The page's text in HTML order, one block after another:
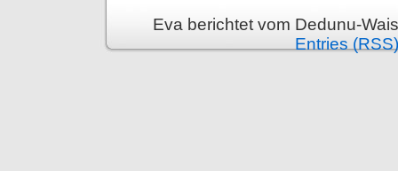
Eva berichtet vom Dedunu-
Entries (RSS)